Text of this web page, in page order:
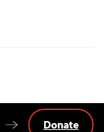
Donate